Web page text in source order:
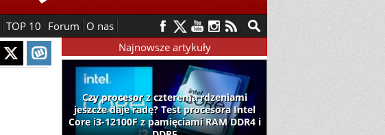
TOP 10 Forum O nas
Najnowsze artykuły
Czy procesor z czterema rdzeniami
jeszcze daje radę? Test procesora Intel
Core i3-12100F z pamięciami RAM DDR4 i